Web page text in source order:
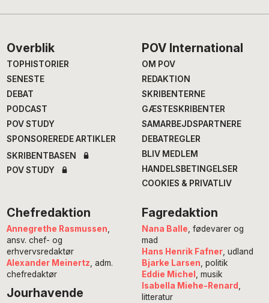
Footer
Overblik
TOPHISTORIER
SENESTE
DEBAT
PODCAST
POV STUDY
SPONSOREREDE ARTIKLER
SKRIBENTBASEN
POV STUDY
POV International
OM POV
REDAKTION
SKRIBENTERNE
GÆSTESKRIBENTER
SAMARBEJDSPARTNERE
DEBATREGLER
BLIV MEDLEM
HANDELSBETINGELSER
COOKIES & PRIVATLIV
Chefredaktion
Annegrethe Rasmussen
ansv. chef- og
erhvervsredaktør
Alexander Meinertz , adm.
chefredaktør
Jourhavende
Fagredaktion
Nana Balle , fødevarer og
mad
Hans Henrik Fafner, udland
Bjarke Larsen , politik
Eddie Michel
, musik
Isabella Miehe-Renard
litteratur